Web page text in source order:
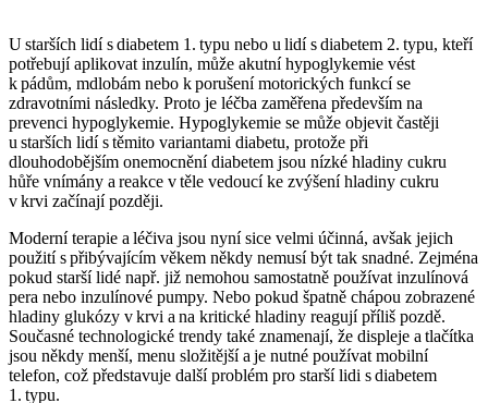
U starších lidí s diabetem 1. typu nebo u lidí s diabetem 2. typu, kteří
potřebují aplikovat inzulín, může akutní hypoglykemie vést
k pádům, mdlobám nebo k porušení motorických funkcí se
zdravotními následky. Proto je léčba zaměřena především na
prevenci hypoglykemie. Hypoglykemie se může objevit častěji
u starších lidí s těmito variantami diabetu, protože při
dlouhodobějším onemocnění diabetem jsou nízké hladiny cukru
hůře vnímány a reakce v těle vedoucí ke zvýšení hladiny cukru
v krvi začínají později.
Moderní terapie a léčiva jsou nyní sice velmi účinná, avšak jejich
použití s přibývajícím věkem někdy nemusí být tak snadné. Zejména
pokud starší lidé např. již nemohou samostatně používat inzulínová
pera nebo inzulínové pumpy. Nebo pokud špatně chápou zobrazené
hladiny glukózy v krvi a na kritické hladiny reagují příliš pozdě.
Současné technologické trendy také znamenají, že displeje a tlačítka
jsou někdy menší, menu složitější a je nutné používat mobilní
telefon, což představuje další problém pro starší lidi s diabetem
1. typu.